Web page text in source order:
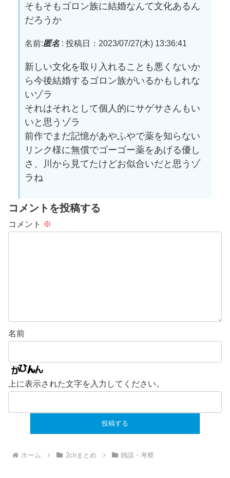
そもそもゴロン族に結婚なんて文化あるん
だろうか
名前:匿名: 投稿日：2023/07/27(木) 13:36:41
新しい文化を取り入れることも悪くないか
ら今後結婚するゴロン族がいるかもしれな
いゾラ
それはそれとして個人的にサゲサさんもい
いと思うゾラ
前作でまだ記憶があやふやで薬を知らない
リンク様に無償でゴーゴー薬をあげる優し
さ、川から見てたけどお似合いだと思うゾ
ラね
コメントを投稿する
コメント ※
名前
上に表示された文字を入力してください。
ホーム 2chまとめ 雑談・考察